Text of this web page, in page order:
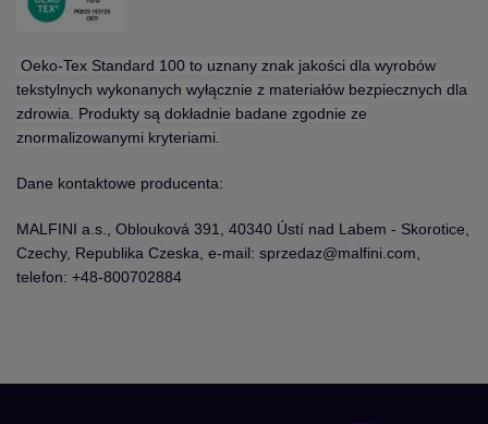
Oeko-Tex Standard 100 to uznany znak jakości dla wyrobów
tekstylnych wykonanych wyłącznie z materiałów bezpiecznych dla
zdrowia. Produkty są dokładnie badane zgodnie ze
znormalizowanymi kryteriami.
Dane kontaktowe producenta:
MALFINI a.s., Oblouková 391, 40340 Ústí nad Labem - Skorotice,
Czechy, Republika Czeska, e-mail: sprzedaz@malfini.com,
telefon: +48-800702884